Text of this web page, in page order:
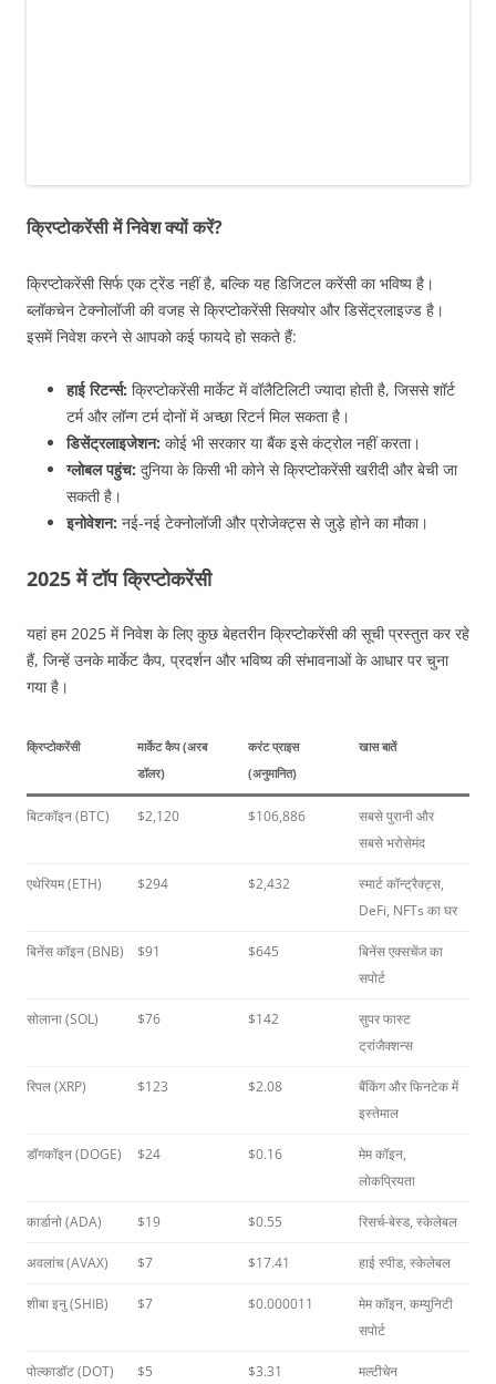
क्रिप्टोकरेंसी में निवेश क्यों करें?
क्रिप्टोकरेंसी सिर्फ एक ट्रेंड नहीं है, बल्कि यह डिजिटल करेंसी का भविष्य है।
ब्लॉकचेन टेक्नोलॉजी की वजह से क्रिप्टोकरेंसी सिक्योर और डिसेंट्रलाइज्ड है।
इसमें निवेश करने से आपको कई फायदे हो सकते हैं:
हाई रिटर्न्स: क्रिप्टोकरेंसी मार्केट में वॉलैटिलिटी ज्यादा होती है, जिससे शॉर्ट
टर्म और लॉन्ग टर्म दोनों में अच्छा रिटर्न मिल सकता है।
डिसेंट्रलाइजेशन: कोई भी सरकार या बैंक इसे कंट्रोल नहीं करता।
ग्लोबल पहुंच: दुनिया के किसी भी कोने से क्रिप्टोकरेंसी खरीदी और बेची जा
सकती है।
इनोवेशन: नई-नई टेक्नोलॉजी और प्रोजेक्ट्स से जुड़े होने का मौका।
2025 में टॉप क्रिप्टोकरेंसी
यहां हम 2025 में निवेश के लिए कुछ बेहतरीन क्रिप्टोकरेंसी की सूची प्रस्तुत कर रहे
हैं, जिन्हें उनके मार्केट कैप, प्रदर्शन और भविष्य की संभावनाओं के आधार पर चुना
गया है।
क्रिप्टोकरेंसी
मार्केट कैप (अरब
डॉलर)
करंट प्राइस
(अनुमानित)
खास बातें
बिटकॉइन (BTC) $2,120 $106,886
सबसे पुरानी और
सबसे भरोसेमंद
एथेरियम (ETH) $294 $2,432
स्मार्ट कॉन्ट्रैक्ट्स,
DeFi, NFTs का घर
बिनेंस कॉइन (BNB) $91 $645
बिनेंस एक्सचेंज का
सपोर्ट
सोलाना (SOL) $76 $142
सुपर फास्ट
ट्रांजैक्शन्स
रिपल (XRP) $123 $2.08
बैंकिंग और फिनटेक में
इस्तेमाल
डॉगकॉइन (DOGE) $24 $0.16
मेम कॉइन,
लोकप्रियता
कार्डानो (ADA) $19 $0.55 रिसर्च-बेस्ड, स्केलेबल
अवलांच (AVAX) $7 $17.41 हाई स्पीड, स्केलेबल
शीबा इनु (SHIB) $7 $0.000011
मेम कॉइन, कम्युनिटी
सपोर्ट
पोल्काडॉट (DOT) $5 $3.31 मल्टीचेन